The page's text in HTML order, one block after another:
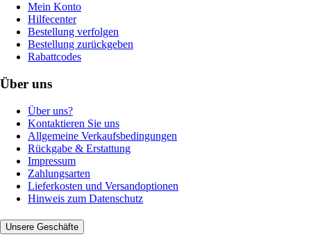
Mein Konto
Hilfecenter
Bestellung verfolgen
Bestellung zurückgeben
Rabattcodes
Über uns
Über uns?
Kontaktieren Sie uns
Allgemeine Verkaufsbedingungen
Rückgabe & Erstattung
Impressum
Zahlungsarten
Lieferkosten und Versandoptionen
Hinweis zum Datenschutz
Unsere Geschäfte